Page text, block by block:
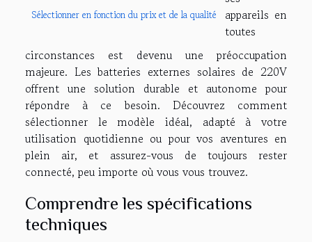
Sélectionner en fonction du prix et de la qualité
appareils en
toutes
circonstances est devenu une préoccupation
majeure. Les batteries externes solaires de 220V
offrent une solution durable et autonome pour
répondre à ce besoin. Découvrez comment
sélectionner le modèle idéal, adapté à votre
utilisation quotidienne ou pour vos aventures en
plein air, et assurez-vous de toujours rester
connecté, peu importe où vous vous trouvez.
Comprendre les spécifications
techniques